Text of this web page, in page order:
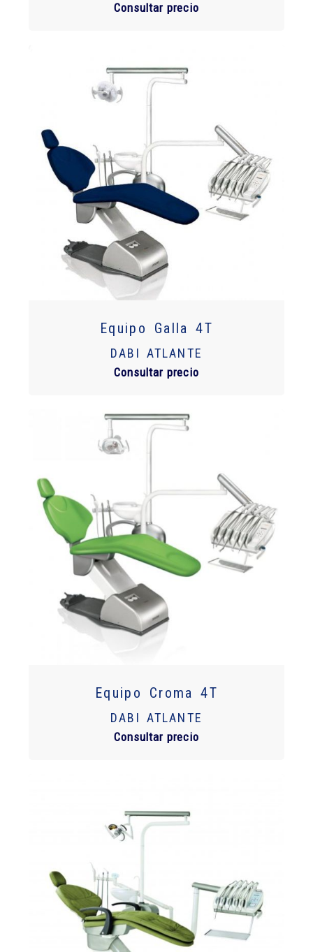
Consultar precio
Equipo Galla 4T
DABI ATLANTE
Consultar precio
Equipo Croma 4T
DABI ATLANTE
Consultar precio